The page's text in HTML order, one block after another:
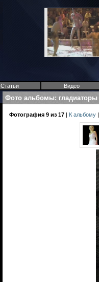
Статьи Видео
Фото альбомы: гладиаторы
Фотография 9 из 17 | К альбому |